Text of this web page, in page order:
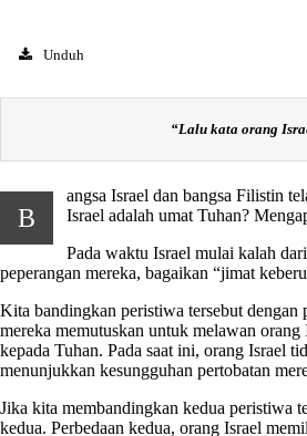
Unduh
“Lalu kata orang
B
angsa Israel dan bangsa Filistin
Israel adalah umat Tuhan?
Pada waktu Israel mulai kalah
peperangan mereka, bagaikan “jimat
Kita bandingkan peristiwa tersebut dengan
mereka memutuskan untuk melawan
kepada Tuhan. Pada saat ini, orang Israel
menunjukkan kesungguhan pertobatan
Jika kita membandingkan kedua peristiwa
kedua. Perbedaan kedua, orang Israel